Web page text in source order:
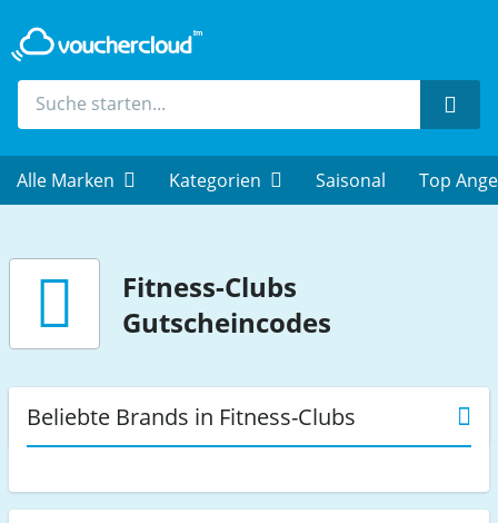
Alle Marken Kategorien Saisonal Top
Fitness-Clubs
Gutscheincodes
Beliebte Brands in Fitness-Clubs